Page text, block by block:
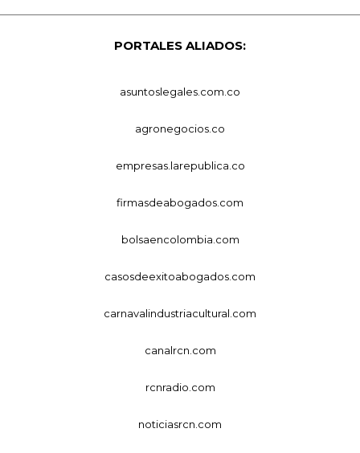
PORTALES ALIADOS:
asuntoslegales.com.co
agronegocios.co
empresas.larepublica.co
firmasdeabogados.com
bolsaencolombia.com
casosdeexitoabogados.com
carnavalindustriacultural.com
canalrcn.com
rcnradio.com
noticiasrcn.com